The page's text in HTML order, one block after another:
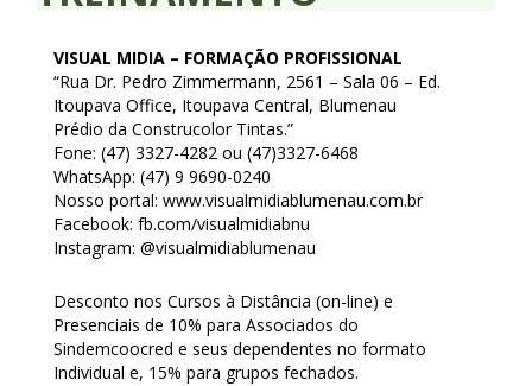
Índices
Notícias
Contato
Baixar APP
VISUAL MIDIA – FORMAÇÃO PROFISSIONAL
“Rua Dr. Pedro Zimmermann, 2561 – Sala 06 – Ed.
Itoupava Office, Itoupava Central, Blumenau
Prédio da Construcolor Tintas.”
Fone: (47) 3327-4282 ou (47)3327-6468
WhatsApp: (47) 9 9690-0240
Nosso portal: www.visualmidiablumenau.com.br
Facebook: fb.com/visualmidiabnu
Instagram: @visualmidiablumenau
Desconto nos Cursos à Distância (on-line) e
Presenciais de 10% para Associados do
Sindemcoocred e seus dependentes no formato
Individual e, 15% para grupos fechados.